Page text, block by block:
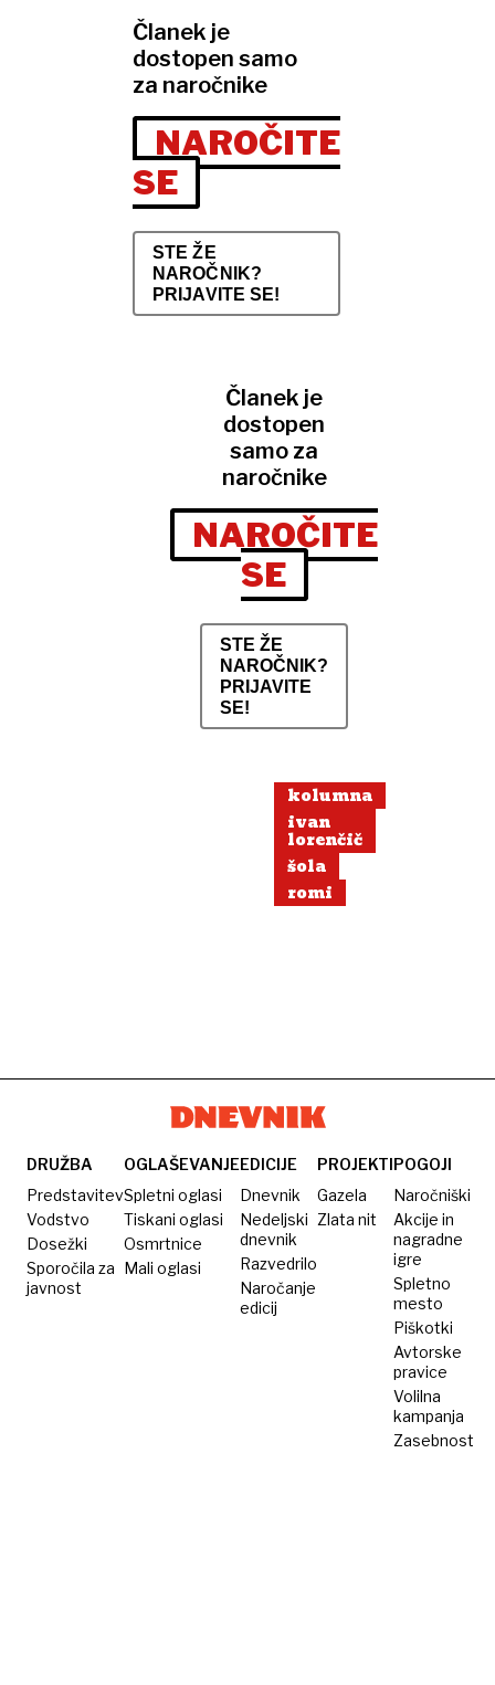
Članek je
dostopen samo
za naročnike
NAROČITE
SE
STE ŽE
NAROČNIK?
PRIJAVITE SE!
Članek je
dostopen
samo za
naročnike
NAROČITE
SE
STE ŽE
NAROČNIK?
PRIJAVITE
SE!
kolumna
ivan
lorenčič
šola
romi
DRUŽBA
Predstavitev
Vodstvo
Dosežki
Sporočila za
javnost
OGLAŠEVANJE
Spletni oglasi
Tiskani oglasi
Osmrtnice
Mali oglasi
EDICIJE
Dnevnik
Nedeljski
dnevnik
Razvedrilo
Naročanje
edicij
PROJEKTI
Gazela
Zlata nit
POGOJI
Naročniški
Akcije in
nagradne
igre
Spletno
mesto
Piškotki
Avtorske
pravice
Volilna
kampanja
Zasebnost